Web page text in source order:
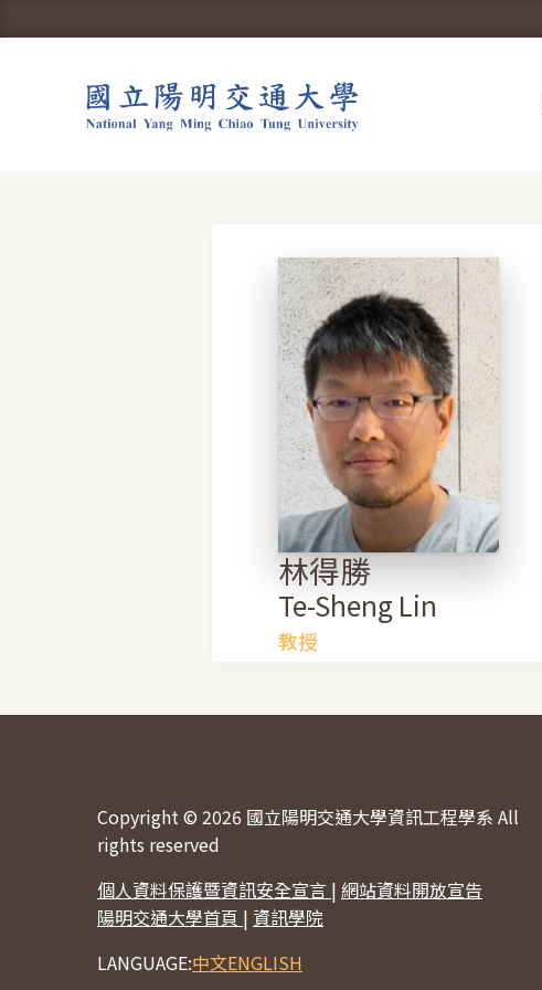
林得勝
Te-Sheng Lin
教授
Copyright © 2026 國立陽明交通大學資訊工程學系 All
rights reserved
個人資料保護暨資訊安全宣言 | 網站資料開放宣告
陽明交通大學首頁 | 資訊學院
LANGUAGE:中文ENGLISH